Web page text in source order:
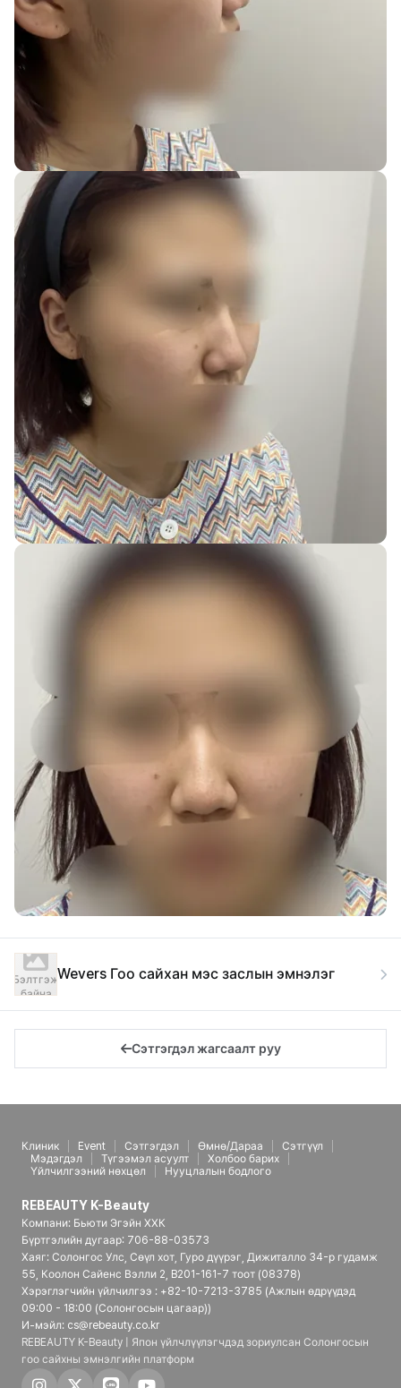
Бэлтгэж
байна
Wevers Гоо сайхан мэс заслын эмнэлэг
Сэтгэгдэл жагсаалт руу
Клиник Event Сэтгэгдэл Өмнө/Дараа
Сэтгүүл
Мэдэгдэл
Түгээмэл асуулт
Холбоо барих
Үйлчилгээний нөхцөл
Нууцлалын бодлого
REBEAUTY K-Beauty
Компани: Бьюти Эгэйн ХХК
Бүртгэлийн дугаар: 706-88-03573
Хаяг: Солонгос Улс, Сөүл хот, Гуро дүүрэг, Дижиталло 34-р гудамж
55, Коолон Сайенс Вэлли 2, B201-161-7 тоот (08378)
Хэрэглэгчийн үйлчилгээ : +82-10-7213-3785 (Ажлын өдрүүдэд
09:00 - 18:00 (Солонгосын цагаар))
И-мэйл: cs@rebeauty.co.kr
REBEAUTY K-Beauty | Япон үйлчлүүлэгчдэд зориулсан Солонгосын
гоо сайхны эмнэлгийн платформ